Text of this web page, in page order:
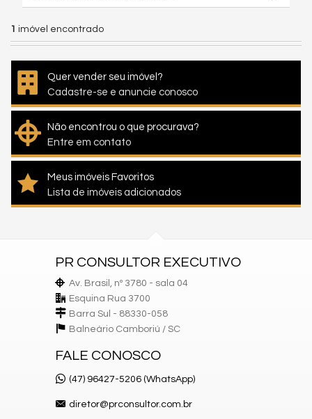
1 imóvel encontrado
Quer vender seu imóvel?
Cadastre-se e anuncie conosco
Não encontrou o que procurava?
Entre em contato
Meus imóveis Favoritos
Lista de imóveis adicionados
PR CONSULTOR EXECUTIVO
Av. Brasil, nº 3780 - sala 04
Esquina Rua 3700
Barra Sul - 88330-058
Balneário Camboriú / SC
FALE CONOSCO
(47) 96427-5206 (WhatsApp)
diretor@prconsultor.com.br